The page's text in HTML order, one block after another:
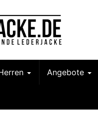
Angebote